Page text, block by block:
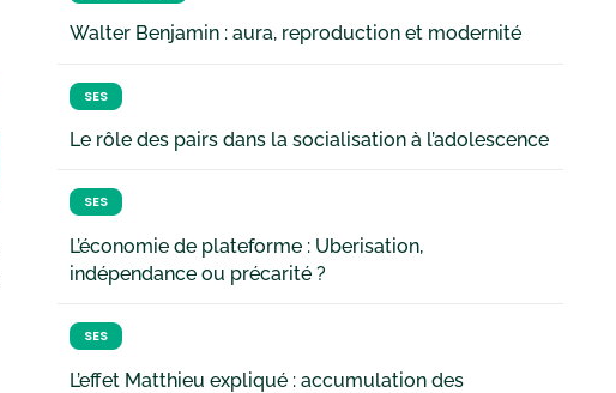
Walter Benjamin : aura, reproduction et modernité
SES
Le rôle des pairs dans la socialisation à l’adolescence
SES
L’économie de plateforme : Uberisation,
indépendance ou précarité ?
SES
L’effet Matthieu expliqué : accumulation des